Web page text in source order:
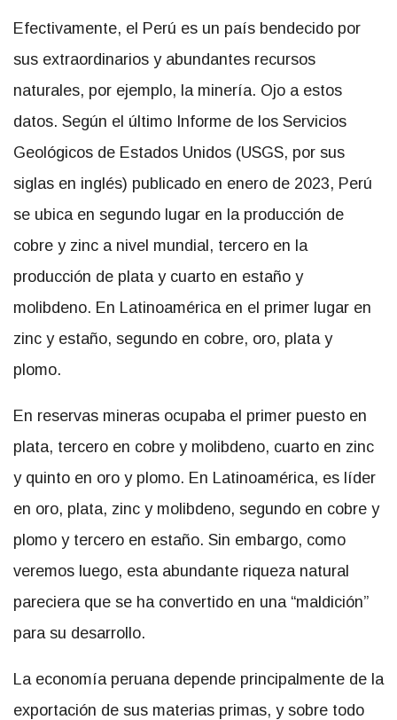
Efectivamente, el Perú es un país bendecido por
sus extraordinarios y abundantes recursos
naturales, por ejemplo, la minería. Ojo a estos
datos. Según el último Informe de los Servicios
Geológicos de Estados Unidos (USGS, por sus
siglas en inglés) publicado en enero de 2023, Perú
se ubica en segundo lugar en la producción de
cobre y zinc a nivel mundial, tercero en la
producción de plata y cuarto en estaño y
molibdeno. En Latinoamérica en el primer lugar en
zinc y estaño, segundo en cobre, oro, plata y
plomo.
En reservas mineras ocupaba el primer puesto en
plata, tercero en cobre y molibdeno, cuarto en zinc
y quinto en oro y plomo. En Latinoamérica, es líder
en oro, plata, zinc y molibdeno, segundo en cobre y
plomo y tercero en estaño. Sin embargo, como
veremos luego, esta abundante riqueza natural
pareciera que se ha convertido en una “maldición”
para su desarrollo.
La economía peruana depende principalmente de la
exportación de sus materias primas, y sobre todo